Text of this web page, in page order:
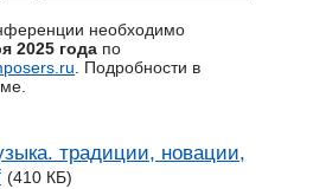
необходимо
2025 года по
. Подробности в
традиции, новации,
(410 КБ)